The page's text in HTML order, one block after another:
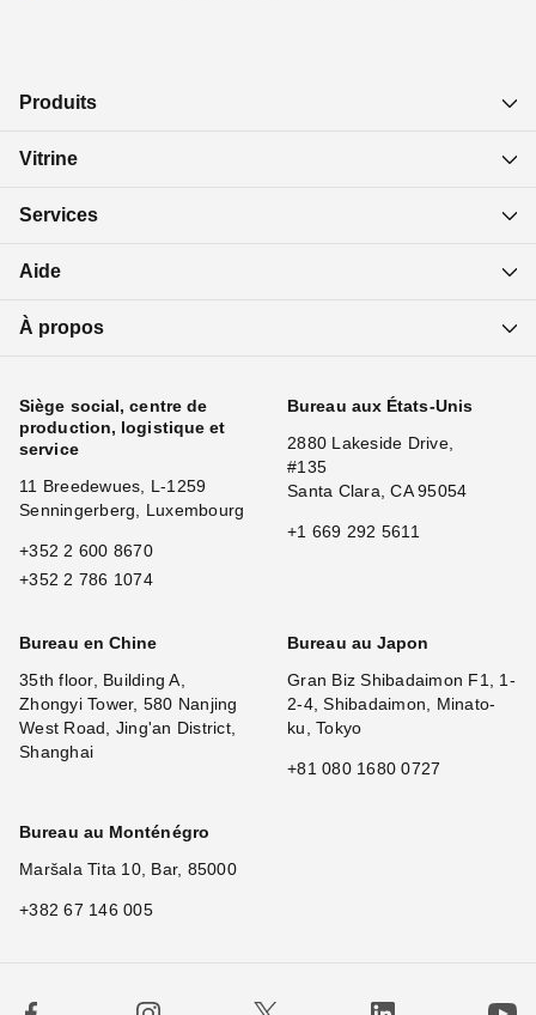
Produits
Vitrine
Services
Aide
À propos
Siège social, centre de
production, logistique et
service
11 Breedewues, L-1259
Senningerberg, Luxembourg
+352 2 600 8670
+352 2 786 1074
Bureau aux États-Unis
2880 Lakeside Drive,
#135
Santa Clara, CA 95054
+1 669 292 5611
Bureau en Chine
35th floor, Building A,
Zhongyi Tower, 580 Nanjing
West Road, Jing'an District,
Shanghai
Bureau au Japon
Gran Biz Shibadaimon F1, 1-
2-4, Shibadaimon, Minato-
ku, Tokyo
+81 080 1680 0727
Bureau au Monténégro
Maršala Tita 10, Bar, 85000
+382 67 146 005